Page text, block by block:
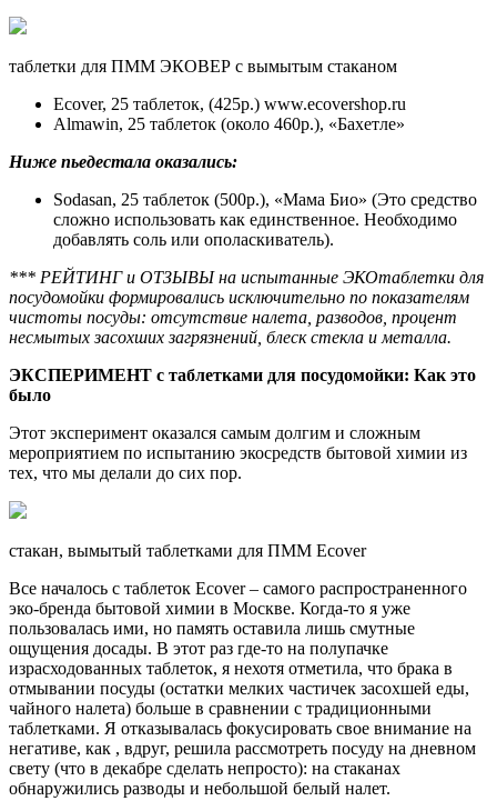
таблетки для ПММ ЭКОВЕР с вымытым стаканом
Ecover, 25 таблеток, (425р.) www.ecovershop.ru
Almawin, 25 таблеток (около 460р.), «Бахетле»
Ниже пьедестала оказались:
Sodasan, 25 таблеток (500р.), «Мама Био» (Это средство
сложно использовать как единственное. Необходимо
добавлять соль или ополаскиватель).
*** РЕЙТИНГ и ОТЗЫВЫ на испытанные ЭКОтаблетки для
посудомойки формировались исключительно по показателям
чистоты посуды: отсутствие налета, разводов, процент
несмытых засохших загрязнений, блеск стекла и металла.
ЭКСПЕРИМЕНТ с таблетками для посудомойки: Как это
было
Этот эксперимент оказался самым долгим и сложным
мероприятием по испытанию экосредств бытовой химии из
тех, что мы делали до сих пор.
стакан, вымытый таблетками для ПММ Ecover
Все началось с таблеток Ecover – самого распространенного
эко-бренда бытовой химии в Москве. Когда-то я уже
пользовалась ими, но память оставила лишь смутные
ощущения досады. В этот раз где-то на полупачке
израсходованных таблеток, я нехотя отметила, что брака в
отмывании посуды (остатки мелких частичек засохшей еды,
чайного налета) больше в сравнении с традиционными
таблетками. Я отказывалась фокусировать свое внимание на
негативе, как , вдруг, решила рассмотреть посуду на дневном
свету (что в декабре сделать непросто): на стаканах
обнаружились разводы и небольшой белый налет.